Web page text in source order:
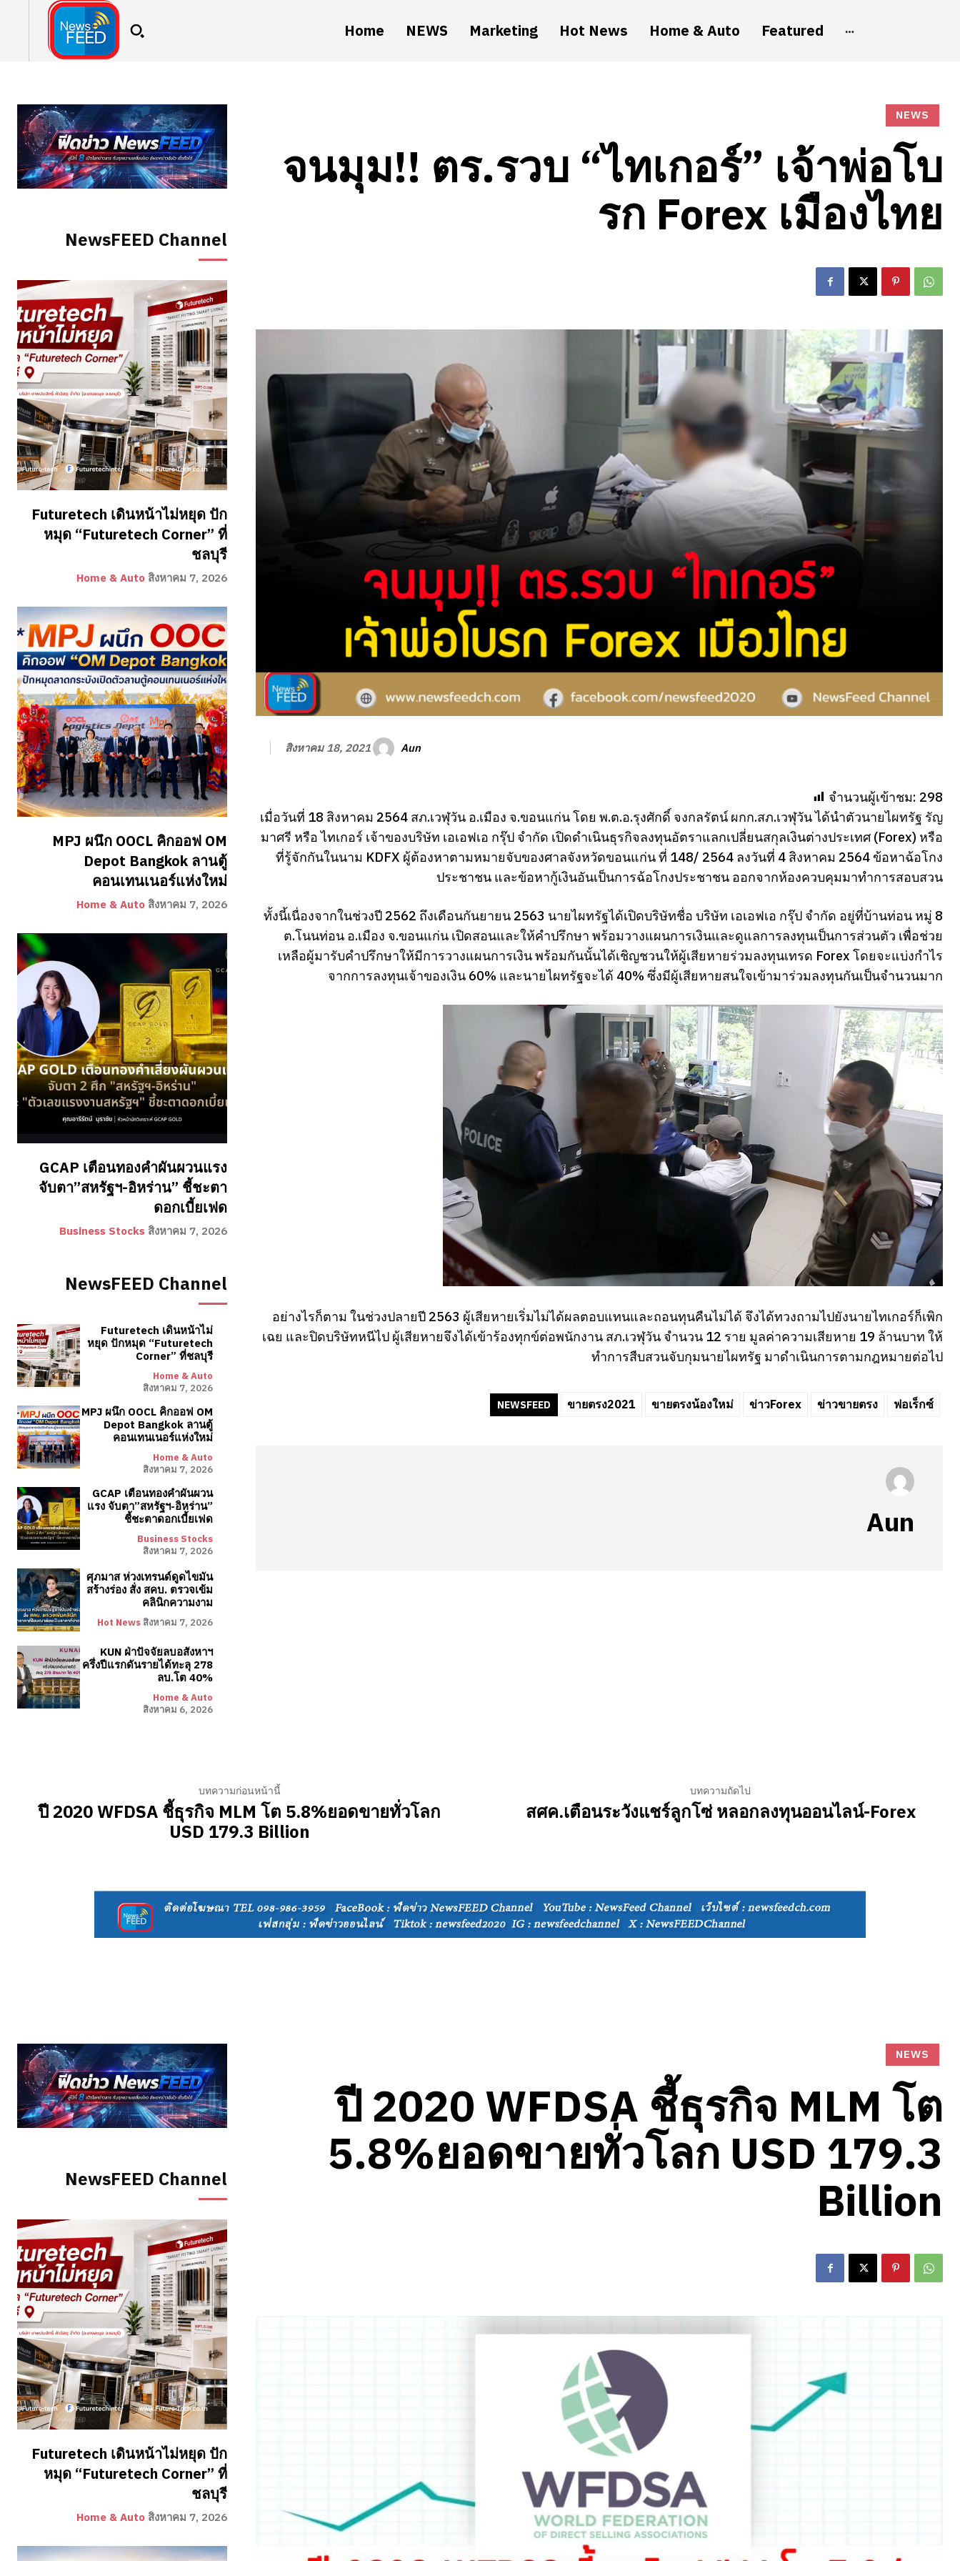
Home NEWS Marketing Hot News Home & Auto Featured
NewsFEED Channel
Futuretech เดินหน้าไม่หยุด ปัก
หมุด “Futuretech Corner” ที่
ชลบุรี
Home & Auto สิงหาคม 7, 2026
MPJ ผนึก OOCL คิกออฟ OM
Depot Bangkok ลานตู้
คอนเทนเนอร์แห่งใหม่
Home & Auto สิงหาคม 7, 2026
GCAP เตือนทองคำผันผวนแรง
จับตา”สหรัฐฯ-อิหร่าน” ชี้ชะตา
ดอกเบี้ยเฟด
Business Stocks สิงหาคม 7, 2026
NewsFEED Channel
Futuretech เดินหน้าไม่
หยุด ปักหมุด “Futuretech
Corner” ที่ชลบุรี
Home & Auto
สิงหาคม 7, 2026
MPJ ผนึก OOCL คิกออฟ OM
Depot Bangkok ลานตู้
คอนเทนเนอร์แห่งใหม่
Home & Auto
สิงหาคม 7, 2026
GCAP เตือนทองคำผันผวน
แรง จับตา”สหรัฐฯ-อิหร่าน”
ชี้ชะตาดอกเบี้ยเฟด
Business Stocks
สิงหาคม 7, 2026
ศุภมาส ห่วงเทรนด์ดูดไขมัน
สร้างร่อง สั่ง สคบ. ตรวจเข้ม
คลินิกความงาม
Hot News สิงหาคม 7, 2026
KUN ฝ่าปัจจัยลบอสังหาฯ
ครึ่งปีแรกดันรายได้ทะลุ 278
ลบ.โต 40%
Home & Auto
สิงหาคม 6, 2026
NEWS
จนมุม!! ตร.รวบ “ไทเกอร์” เจ้าพ่อโบ
รก Forex เมืองไทย
สิงหาคม 18, 2021 Aun
จำนวนผู้เข้าชม: 298
เมื่อวันที่ 18 สิงหาคม 2564 สภ.เวฬุวัน อ.เมือง จ.ขอนแก่น โดย พ.ต.อ.รุงศักดิ์ จงกลรัตน์ ผกก.สภ.เวฬุวัน ได้นำตัวนายไผทรัฐ รัญ
มาศรี หรือ ไทเกอร์ เจ้าของบริษัท เอเอฟเอ กรุ๊ป จำกัด เปิดดำเนินธุรกิจลงทุนอัตราแลกเปลี่ยนสกุลเงินต่างประเทศ (Forex) หรือ
ที่รู้จักกันในนาม KDFX ผู้ต้องหาตามหมายจับของศาลจังหวัดขอนแก่น ที่ 148/ 2564 ลงวันที่ 4 สิงหาคม 2564 ข้อหาฉ้อโกง
ประชาชน และข้อหากู้เงินอันเป็นการฉ้อโกงประชาชน ออกจากห้องควบคุมมาทำการสอบสวน
ทั้งนี้เนื่องจากในช่วงปี 2562 ถึงเดือนกันยายน 2563 นายไผทรัฐได้เปิดบริษัทชื่อ บริษัท เอเอฟเอ กรุ๊ป จำกัด อยู่ที่บ้านท่อน หมู่ 8
ต.โนนท่อน อ.เมือง จ.ขอนแก่น เปิดสอนและให้คำปรึกษา พร้อมวางแผนการเงินและดูแลการลงทุนเป็นการส่วนตัว เพื่อช่วย
เหลือผู้มารับคำปรึกษาให้มีการวางแผนการเงิน พร้อมกันนั้นได้เชิญชวนให้ผู้เสียหายร่วมลงทุนเทรด Forex โดยจะแบ่งกำไร
จากการลงทุนเจ้าของเงิน 60% และนายไผทรัฐจะได้ 40% ซึ่งมีผู้เสียหายสนใจเข้ามาร่วมลงทุนกันเป็นจำนวนมาก
อย่างไรก็ตาม ในช่วงปลายปี 2563 ผู้เสียหายเริ่มไม่ได้ผลตอบแทนและถอนทุนคืนไม่ได้ จึงได้ทวงถามไปยังนายไทเกอร์ก็เพิก
เฉย และปิดบริษัทหนีไป ผู้เสียหายจึงได้เข้าร้องทุกข์ต่อพนักงาน สภ.เวฬุวัน จำนวน 12 ราย มูลค่าความเสียหาย 19 ล้านบาท ให้
ทำการสืบสวนจับกุมนายไผทรัฐ มาดำเนินการตามกฎหมายต่อไป
NEWSFEED ขายตรง2021 ขายตรงน้องใหม่ ข่าวForex ข่าวขายตรง ฟอเร็กซ์
Aun
บทความก่อนหน้านี้
ปี 2020 WFDSA ชี้ธุรกิจ MLM โต 5.8%ยอดขายทั่วโลก
USD 179.3 Billion
บทความถัดไป
สศค.เตือนระวังแชร์ลูกโซ่ หลอกลงทุนออนไลน์-Forex